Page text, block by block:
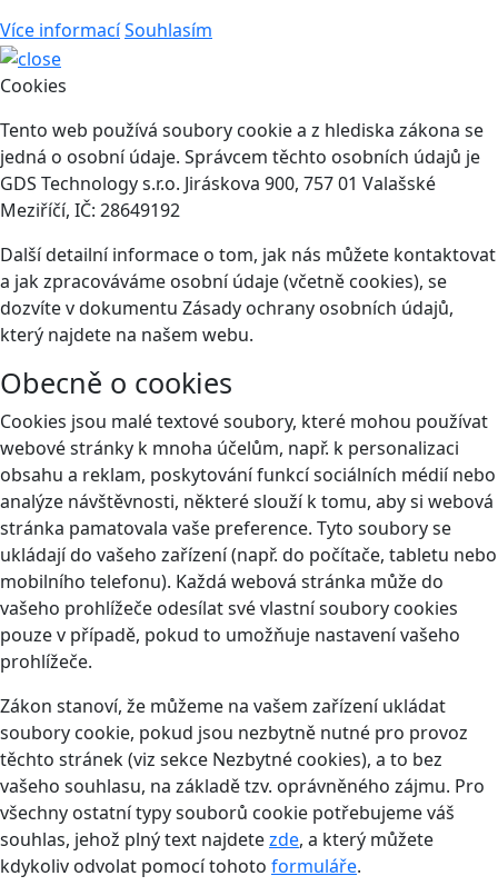
Více informacíSouhlasím
Cookies
Tento web používá soubory cookie a z hlediska zákona se
jedná o osobní údaje. Správcem těchto osobních údajů je
GDS Technology s.r.o. Jiráskova 900, 757 01 Valašské
Meziříčí, IČ: 28649192
Další detailní informace o tom, jak nás můžete kontaktovat
a jak zpracováváme osobní údaje (včetně cookies), se
dozvíte v dokumentu Zásady ochrany osobních údajů,
který najdete na našem webu.
Obecně o cookies
Cookies jsou malé textové soubory, které mohou používat
webové stránky k mnoha účelům, např. k personalizaci
obsahu a reklam, poskytování funkcí sociálních médií nebo
analýze návštěvnosti, některé slouží k tomu, aby si webová
stránka pamatovala vaše preference. Tyto soubory se
ukládají do vašeho zařízení (např. do počítače, tabletu nebo
mobilního telefonu). Každá webová stránka může do
vašeho prohlížeče odesílat své vlastní soubory cookies
pouze v případě, pokud to umožňuje nastavení vašeho
prohlížeče.
Zákon stanoví, že můžeme na vašem zařízení ukládat
soubory cookie, pokud jsou nezbytně nutné pro provoz
těchto stránek (viz sekce Nezbytné cookies), a to bez
vašeho souhlasu, na základě tzv. oprávněného zájmu. Pro
všechny ostatní typy souborů cookie potřebujeme váš
souhlas, jehož plný text najdetezde, a který můžete
kdykoliv odvolat pomocí tohoto formuláře.